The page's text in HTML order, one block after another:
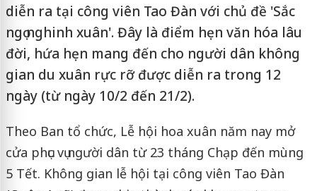
diễn ra tại công viên Tao Đàn với chủ đề 'Sắc
ngọ nghinh xuân'. Đây là điểm hẹn văn hóa lâu
đời, hứa hẹn mang đến cho người dân không
gian du xuân rực rỡ được diễn ra trong 12
ngày (từ ngày 10/2 đến 21/2).
Theo Ban tổ chức, Lễ hội hoa xuân năm nay mở
cửa phục vụ người dân từ 23 tháng Chạp đến mùng
5 Tết. Không gian lễ hội tại công viên Tao Đàn